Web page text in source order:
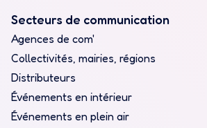
Secteurs de communication
Agences de com'
Collectivités, mairies, régions
Distributeurs
Événements en intérieur
Événements en plein air